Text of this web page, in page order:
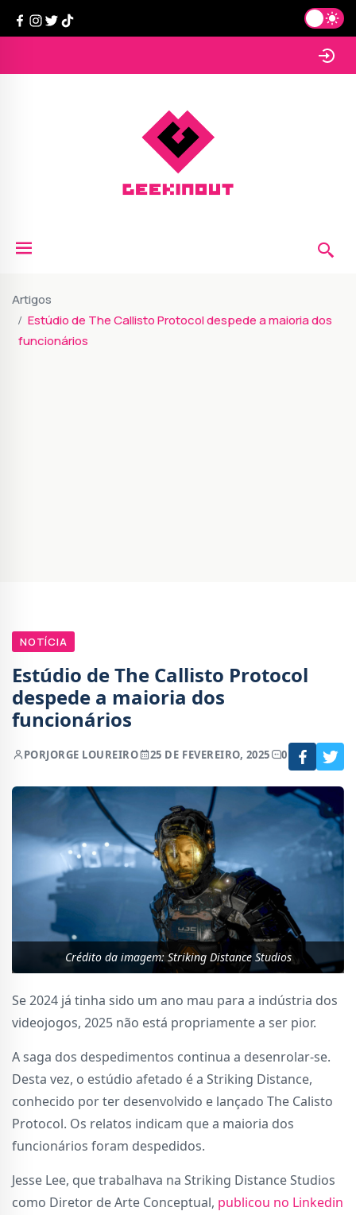
Artigos
Estúdio de The Callisto Protocol despede a maioria dos
funcionários
NOTÍCIA
Estúdio de The Callisto Protocol
despede a maioria dos
funcionários
PORJORGE LOUREIRO 25 DE FEVEREIRO, 2025 0
Crédito da imagem: Striking Distance Studios
Se 2024 já tinha sido um ano mau para a indústria dos
videojogos, 2025 não está propriamente a ser pior.
A saga dos despedimentos continua a desenrolar-se.
Desta vez, o estúdio afetado é a Striking Distance,
conhecido por ter desenvolvido e lançado The Calisto
Protocol. Os relatos indicam que a maioria dos
funcionários foram despedidos.
Jesse Lee, que trabalhava na Striking Distance Studios
como Diretor de Arte Conceptual, publicou no Linkedin